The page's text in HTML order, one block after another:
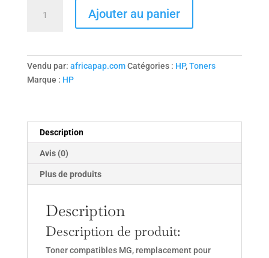
imprimantes
LaserJet
3500/3500N/3550/3550N/3700/3700DN/3700DTN/3700N.
Ajouter au panier
Vendu par: africapap.com Catégories : HP,Toners
Marque : HP
Description
Avis (0)
Plus de produits
Description
Description de produit:
Toner compatibles MG, remplacement pour